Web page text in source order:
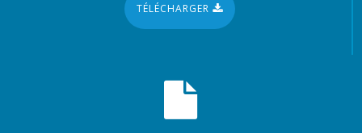
TÉLÉCHARGER